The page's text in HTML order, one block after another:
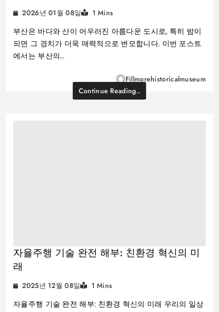
2026년 01월 08일 1 Mins
부산은 바다와 산이 어우러진 아름다운 도시로, 특히 밤이
되면 그 경치가 더욱 매력적으로 변모합니다. 이번 포스트
에서는 부산의…
Fillmorehistoricalmuseum
Continue Reading..
자율주행 기술 완전 해부: 친환경 혁신의 미
래
2025년 12월 08일 1 Mins
자율주행 기술 완전 해부: 친환경 혁신의 미래 우리의 일상